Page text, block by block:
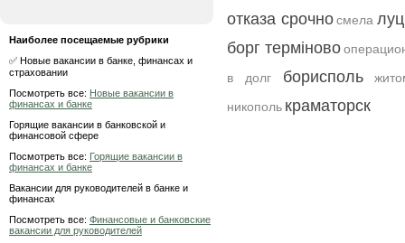
Наиболее посещаемые рубрики
✅ Новые вакансии в банке, финансах и
страховании
Посмотреть все: Новые вакансии в
финансах и банке
Горящие вакансии в банковской и
финансовой сфере
Посмотреть все: Горящие вакансии в
финансах и банке
Вакансии для руководителей в банке и
финансах
Посмотреть все: Финансовые и банковские
вакансии для руководителей
отказа срочно смела
борг терміново
в долг
борисполь
никополь краматорск